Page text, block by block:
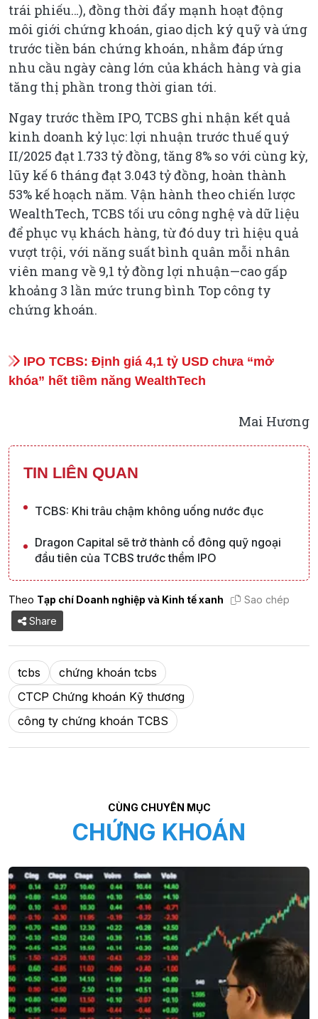
trái phiếu…), đồng thời đẩy mạnh hoạt động
môi giới chứng khoán, giao dịch ký quỹ và ứng
trước tiền bán chứng khoán, nhằm đáp ứng
nhu cầu ngày càng lớn của khách hàng và gia
tăng thị phần trong thời gian tới.
Ngay trước thềm IPO, TCBS ghi nhận kết quả
kinh doanh kỷ lục: lợi nhuận trước thuế quý
II/2025 đạt 1.733 tỷ đồng, tăng 8% so với cùng kỳ,
lũy kế 6 tháng đạt 3.043 tỷ đồng, hoàn thành
53% kế hoạch năm. Vận hành theo chiến lược
WealthTech, TCBS tối ưu công nghệ và dữ liệu
để phục vụ khách hàng, từ đó duy trì hiệu quả
vượt trội, với năng suất bình quân mỗi nhân
viên mang về 9,1 tỷ đồng lợi nhuận—cao gấp
khoảng 3 lần mức trung bình Top công ty
chứng khoán.
IPO TCBS: Định giá 4,1 tỷ USD chưa “mở
khóa” hết tiềm năng WealthTech
Mai Hương
TIN LIÊN QUAN
TCBS: Khi trâu chậm không uống nước đục
Dragon Capital sẽ trở thành cổ đông quỹ ngoại
đầu tiên của TCBS trước thềm IPO
Theo Tạp chí Doanh nghiệp và Kinh tế xanh
Sao chép
Share
tcbs
chứng khoán tcbs
CTCP Chứng khoán Kỹ thương
công ty chứng khoán TCBS
CÙNG CHUYÊN MỤC
CHỨNG KHOÁN